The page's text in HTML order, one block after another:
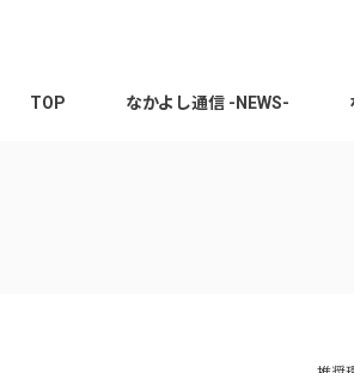
TOP なかよし通信 -NEWS-